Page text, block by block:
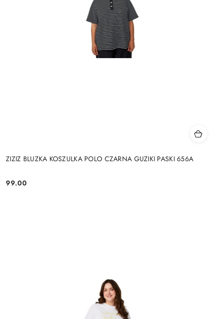
ZIZIZ BLUZKA KOSZULKA POLO CZARNA GUZIKI PASKI 656A
Cena:
99.00